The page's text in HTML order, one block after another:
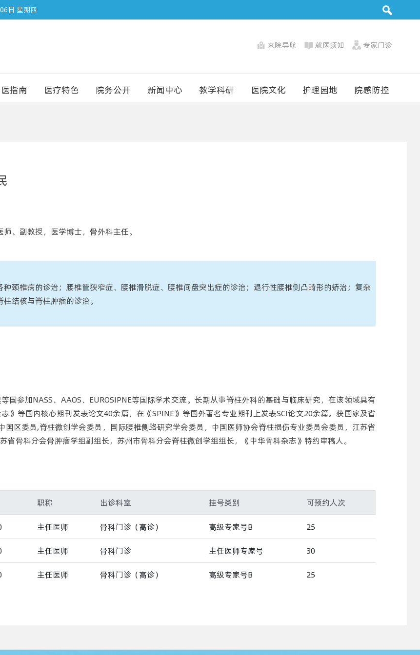
日 星期四
来院导航 就医须知 专家门诊
指南 医疗特色 院务公开 新闻中心 教学科研 医院文化 护理园地 院感防控
师、副教授，医学博士，骨外科主任。
种颈椎病的诊治；腰椎管狭窄症、腰椎滑脱症、腰椎间盘突出症的诊治；退行性腰椎侧凸畸形的矫治；复杂
结核与脊柱肿瘤的诊治。
国参加NASS、AAOS、EUROSIPNE等国际学术交流。长期从事脊柱外科的基础与临床研究，在该领域具有
》等国内核心期刊发表论文40余篇，在《SPINE》等国外著名专业期刊上发表SCI论文20余篇。获国家及省
国区委员,脊柱微创学会委员，国际腰椎侧路研究学会委员，中国医师协会脊柱损伤专业委员会委员，江苏省
省骨科分会骨肿瘤学组副组长，苏州市骨科分会脊柱微创学组组长，《中华骨科杂志》特约审稿人。
职称 出诊科室 挂号类别 可预约人次
主任医师 骨科门诊（高诊） 高级专家号B 25
主任医师 骨科门诊 主任医师专家号 30
主任医师 骨科门诊（高诊） 高级专家号B 25